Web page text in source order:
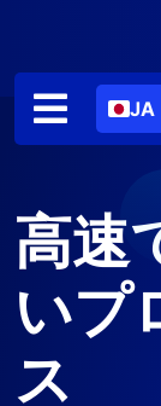
テ
キ
JA
高速
いプ
ス